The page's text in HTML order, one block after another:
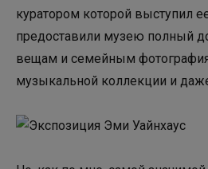
куратором которой выступил
предоставили музею полный
вещам и семейным
музыкальной коллекции и